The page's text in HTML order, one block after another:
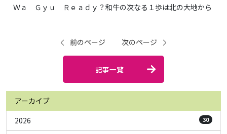
Ｗａ Ｇｙｕ Ｒｅａｄｙ？和牛の次なる１歩は北の大地から
前のページ
記事一覧
次のページ
アーカイブ
2026
30